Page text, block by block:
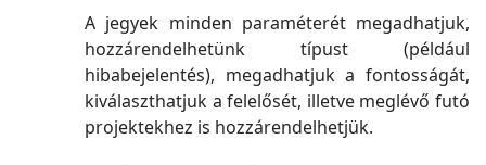
A jegyek minden paraméterét megadhatjuk,
hozzárendelhetünk típust (például
hibabejelentés), megadhatjuk a fontosságát,
kiválaszthatjuk a felelősét, illetve meglévő futó
projektekhez is hozzárendelhetjük.